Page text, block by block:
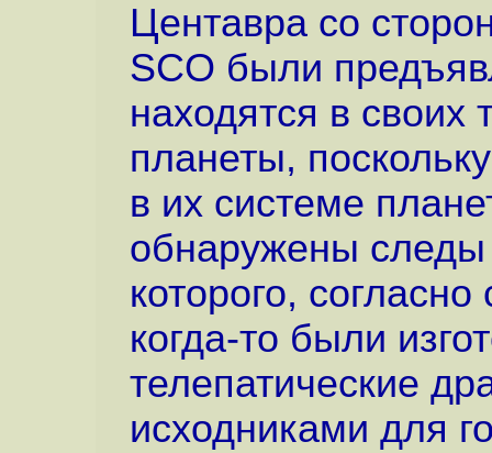
Центавра со
SCO были
находятся в своих
планеты,
в их системе
обнаружены следы
которого,
когда-то были
телепатические
исходниками для